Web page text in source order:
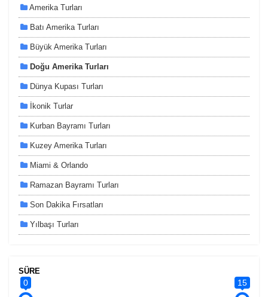
Amerika Turları
Batı Amerika Turları
Büyük Amerika Turları
Doğu Amerika Turları
Dünya Kupası Turları
İkonik Turlar
Kurban Bayramı Turları
Kuzey Amerika Turları
Miami & Orlando
Ramazan Bayramı Turları
Son Dakika Fırsatları
Yılbaşı Turları
SÜRE
0 15